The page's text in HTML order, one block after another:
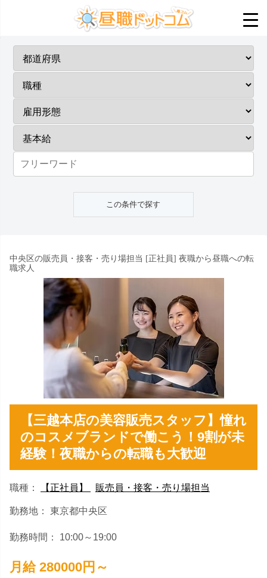
中央区の販売員・接客・売り場担当 [正社員] 夜職から昼職への転
職求人
【三越本店の美容販売スタッフ】憧れ
のコスメブランドで働こう！9割が未
経験！夜職からの転職も大歓迎
職種： 【正社員】 販売員・接客・売り場担当
勤務地： 東京都中央区
勤務時間： 10:00～19:00
月給 280000円～